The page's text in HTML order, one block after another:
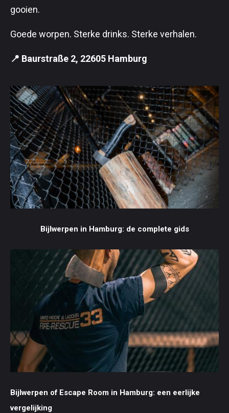
gooien.
Goede worpen. Sterke drinks. Sterke verhalen.
📍 Baurstraße 2, 22605 Hamburg
Bijlwerpen in Hamburg: de complete gids
Bijlwerpen of Escape Room in Hamburg: een eerlijke
vergelijking